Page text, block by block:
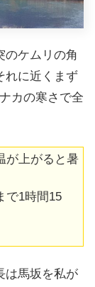
のケムリの角
れに近くまず
カの寒さで全
が上がると暑
で1時間15
は馬坂を私が